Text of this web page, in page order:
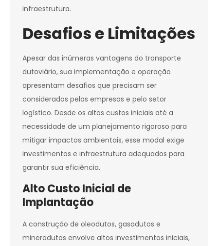
infraestrutura.
Desafios e Limitações
Apesar das inúmeras vantagens do transporte
dutoviário, sua implementação e operação
apresentam desafios que precisam ser
considerados pelas empresas e pelo setor
logístico. Desde os altos custos iniciais até a
necessidade de um planejamento rigoroso para
mitigar impactos ambientais, esse modal exige
investimentos e infraestrutura adequados para
garantir sua eficiência.
Alto Custo Inicial de
Implantação
A construção de oleodutos, gasodutos e
minerodutos envolve altos investimentos iniciais,